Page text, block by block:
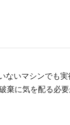
ないマシンでも実
棄に気を配る必